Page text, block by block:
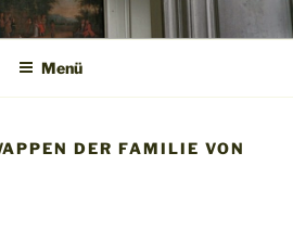
Menü
DER FAMILIE VON